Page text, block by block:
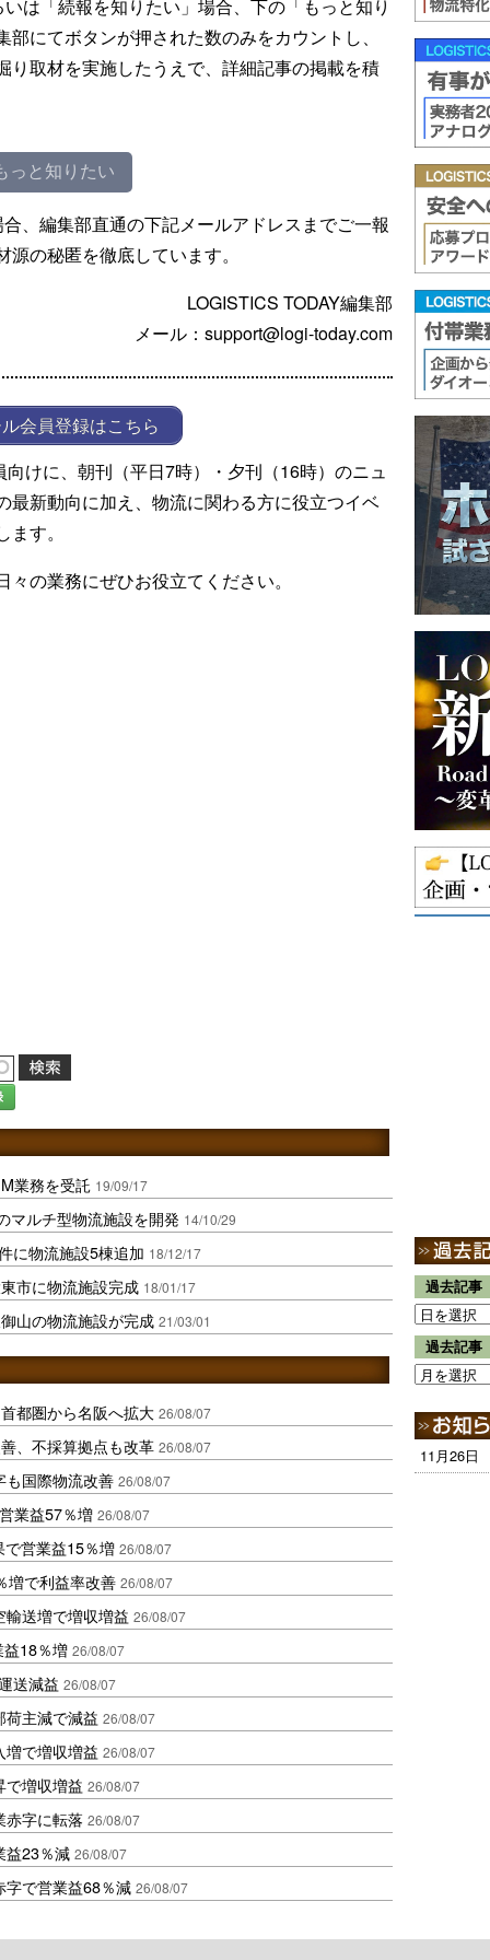
は「続報を知りたい」場合、下の「もっと知り
にてボタンが押された数のみをカウントし、
り取材を実施したうえで、詳細記事の掲載を積
っと知りたい
、編集部直通の下記メールアドレスまでご一報
の秘匿を徹底しています。
LOGISTICS TODAY編集部
メール：support@logi-today.com
会員登録はこちら
けに、朝刊（平日7時）・夕刊（16時）のニュ
最新動向に加え、物流に関わる方に役立つイベ
す。
の業務にぜひお役立てください。
業務を受託 19/09/17
マルチ型物流施設を開発 14/10/29
に物流施設5棟追加 18/12/17
市に物流施設完成 18/01/17
山の物流施設が完成 21/03/01
都圏から名阪へ拡大 26/08/07
、不採算拠点も改革 26/08/07
も国際物流改善 26/08/07
業益57％増 26/08/07
営業益15％増 26/08/07
増で利益率改善 26/08/07
送増で増収増益 26/08/07
18％増 26/08/07
送減益 26/08/07
主減で減益 26/08/07
で増収増益 26/08/07
で増収増益 26/08/07
赤字に転落 26/08/07
益23％減 26/08/07
字で営業益68％減 26/08/07
過去記事
過去記事
11月26日